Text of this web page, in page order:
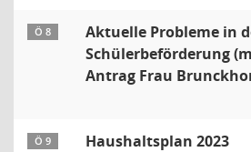
Ö 8
Aktuelle Probleme in
Schülerbeförderung
Antrag Frau
Ö 9 Haushaltsplan 2023